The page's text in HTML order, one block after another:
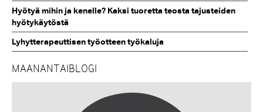
Hyötyä mihin ja kenelle? Kaksi tuoretta teosta tajusteiden
hyötykäytöstä
Lyhytterapeuttisen työotteen työkaluja
MAANANTAIBLOGI